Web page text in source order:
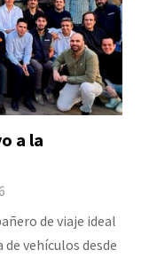
a la
de viaje ideal
vehículos desde